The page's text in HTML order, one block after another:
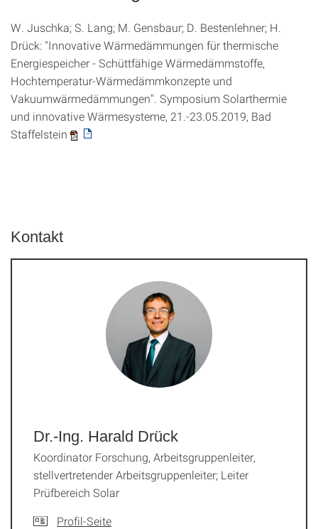
W. Juschka; S. Lang; M. Gensbaur; D. Bestenlehner; H.
Drück: "Innovative Wärmedämmungen für thermische
Energiespeicher - Schüttfähige Wärmedämmstoffe,
Hochtemperatur-Wärmedämmkonzepte und
Vakuumwärmedämmungen". Symposium Solarthermie
und innovative Wärmesysteme, 21.-23.05.2019, Bad
Staffelstein
Kontakt
Dr.-Ing. Harald Drück
Koordinator Forschung, Arbeitsgruppenleiter,
stellvertretender Arbeitsgruppenleiter; Leiter
Prüfbereich Solar
Profil-Seite